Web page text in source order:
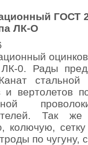
ГОСТ
ЛК-О
0. Рады
и вертолетов
Так
колючую,
по чугуну,